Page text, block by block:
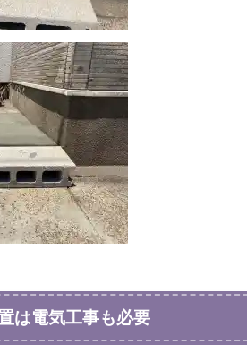
は電気工事も必要